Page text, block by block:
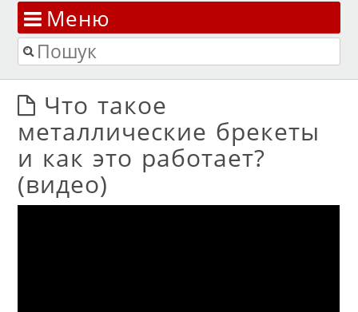
Меню
Перейти до змісту
Пошук
Что такое
металлические брекеты
и как это работает?
(видео)